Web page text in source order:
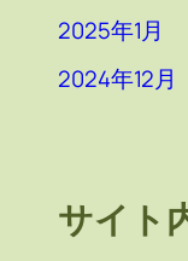
2025年1月
2024年12月
サイト